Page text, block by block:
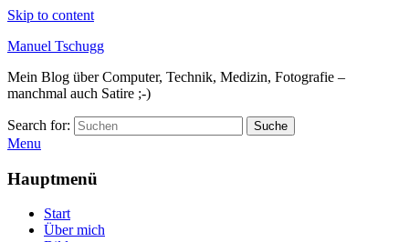
Skip to content
Manuel Tschugg
Mein Blog über Computer, Technik, Medizin, Fotografie –
manchmal auch Satire ;-)
Search for: Suche
Menu
Hauptmenü
Start
Über mich